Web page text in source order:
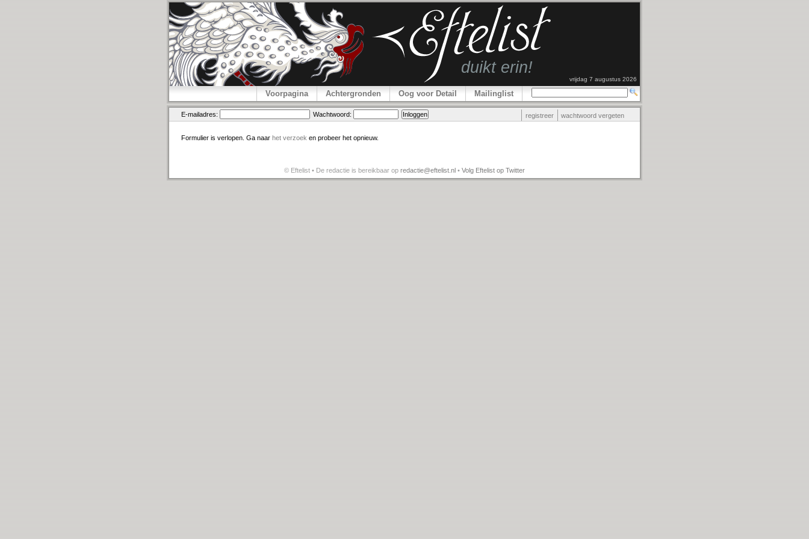
vrijdag 7 augustus 2026
Voorpagina Achtergronden Oog voor Detail Mailinglist
E-mailadres: Wachtwoord: registreer wachtwoord vergeten
Formulier is verlopen. Ga naar het verzoek en probeer het opnieuw.
© Eftelist • De redactie is bereikbaar op redactie@eftelist.nl • Volg Eftelist op Twitter